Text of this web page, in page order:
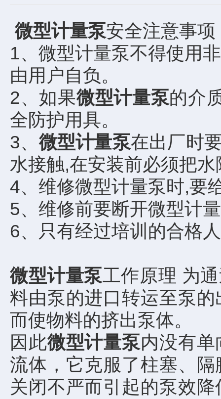
微型计量泵安全注意事项
1、微型计量泵不得使用
由用户自负。
2、如果微型计量泵的介
全防护用具。
3、 微型计量泵在出厂时
水接触,在安装前必须把水
4、维修微型计量泵时,要
5、维修前要断开微型计
6、只有经过培训的合格
微型计量泵工作原理 为
料由泵的进口转运至泵
而使物料的挤出泵体。
因此微型计量泵内没有
流体，它克服了柱塞、
关闭不严而引起的泵效